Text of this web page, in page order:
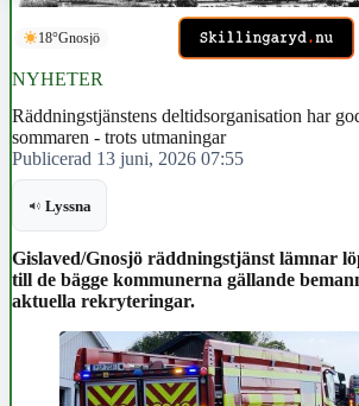
18°Gnosjö
NYHETER
Räddningstjänstens deltidsorganisation har
sommaren - trots utmaningar
Publicerad 13 juni, 2026 07:55
Lyssna
Gislaved/Gnosjö räddningstjänst lämnar
till de bägge kommunerna gällande
aktuella rekryteringar.